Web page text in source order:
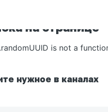
на странице
is not a
нужное в каналах